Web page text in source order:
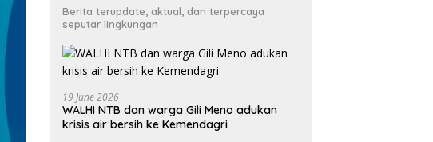
Berita terupdate, aktual, dan terpercaya
seputar lingkungan
19 June 2026
WALHI NTB dan warga Gili Meno adukan
krisis air bersih ke Kemendagri